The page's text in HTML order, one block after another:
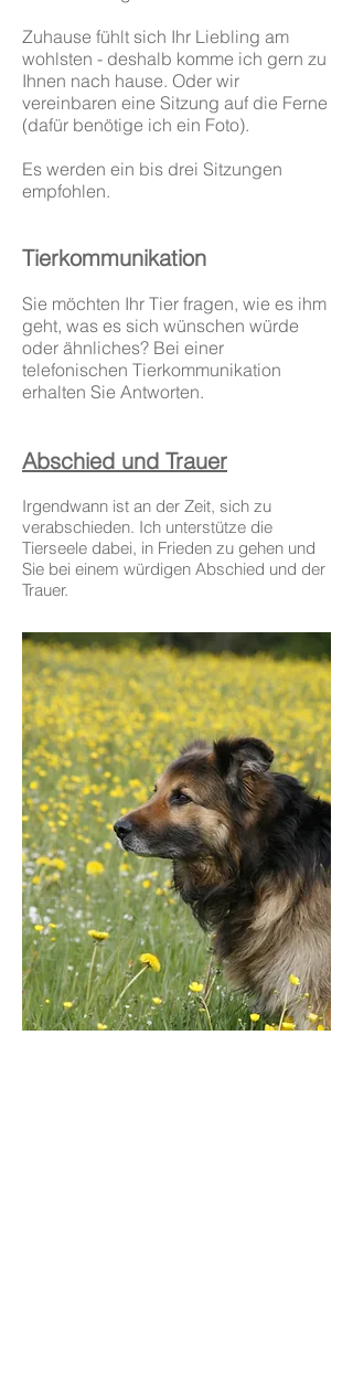
Zuhause fühlt sich Ihr Liebling am
wohlsten - deshalb komme ich gern zu
Ihnen nach hause. Oder wir
vereinbaren eine Sitzung auf die Ferne
(dafür benötige ich ein Foto).
Es werden ein bis drei Sitzungen
empfohlen.
Tierkommunikation
Sie möchten Ihr Tier fragen, wie es ihm
geht, was es sich wünschen würde
oder ähnliches? Bei einer
telefonischen Tierkommunikation
erhalten Sie Antworten.
Abschied und Trauer
Irgendwann ist an der Zeit, sich zu
verabschieden. Ich unterstütze die
Tierseele dabei, in Frieden zu gehen und
Sie bei einem würdigen Abschied und der
Trauer.